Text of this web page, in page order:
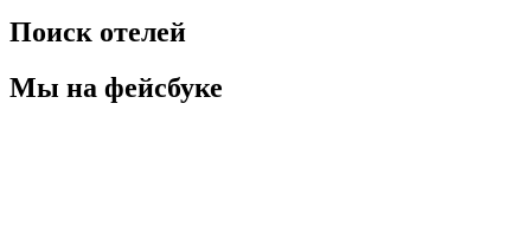
Поиск отелей
Мы на фейсбуке